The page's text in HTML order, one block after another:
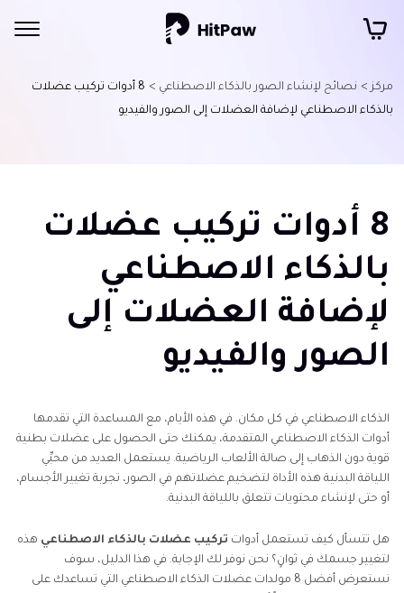
مركز > نصائح لإنشاء الصور بالذكاء الاصطناعي >
8 أدوات تركيب عضلات
بالذكاء الاصطناعي لإضافة العضلات إلى الصور والفيديو
8 أدوات تركيب عضلات
بالذكاء الاصطناعي
لإضافة العضلات إلى
الصور والفيديو
الذكاء الاصطناعي في كل مكان. في هذه الأيام، مع المساعدة التي تقدمها
أدوات الذكاء الاصطناعي المتقدمة، يمكنك حتى الحصول على عضلات بطنية
قوية دون الذهاب إلى صالة الألعاب الرياضية. يستعمل العديد من محبِّي
اللياقة البدنية هذه الأداة لتضخيم عضلاتهم في الصور، تجربة تغيير الأجسام،
أو حتى لإنشاء محتويات تتعلق باللياقة البدنية.
هل تتسأل كيف تستعمل أدوات تركيب عضلات بالذكاء الاصطناعي هذه
لتغيير جسمك في ثوانٍ؟ نحن نوفر لك الإجابة. في هذا الدليل، سوف
نستعرض أفضل 8 مولدات عضلات الذكاء الاصطناعي التي تساعدك على